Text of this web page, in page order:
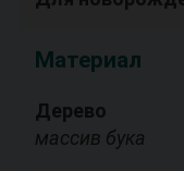
Материал
Дерево
массив бука